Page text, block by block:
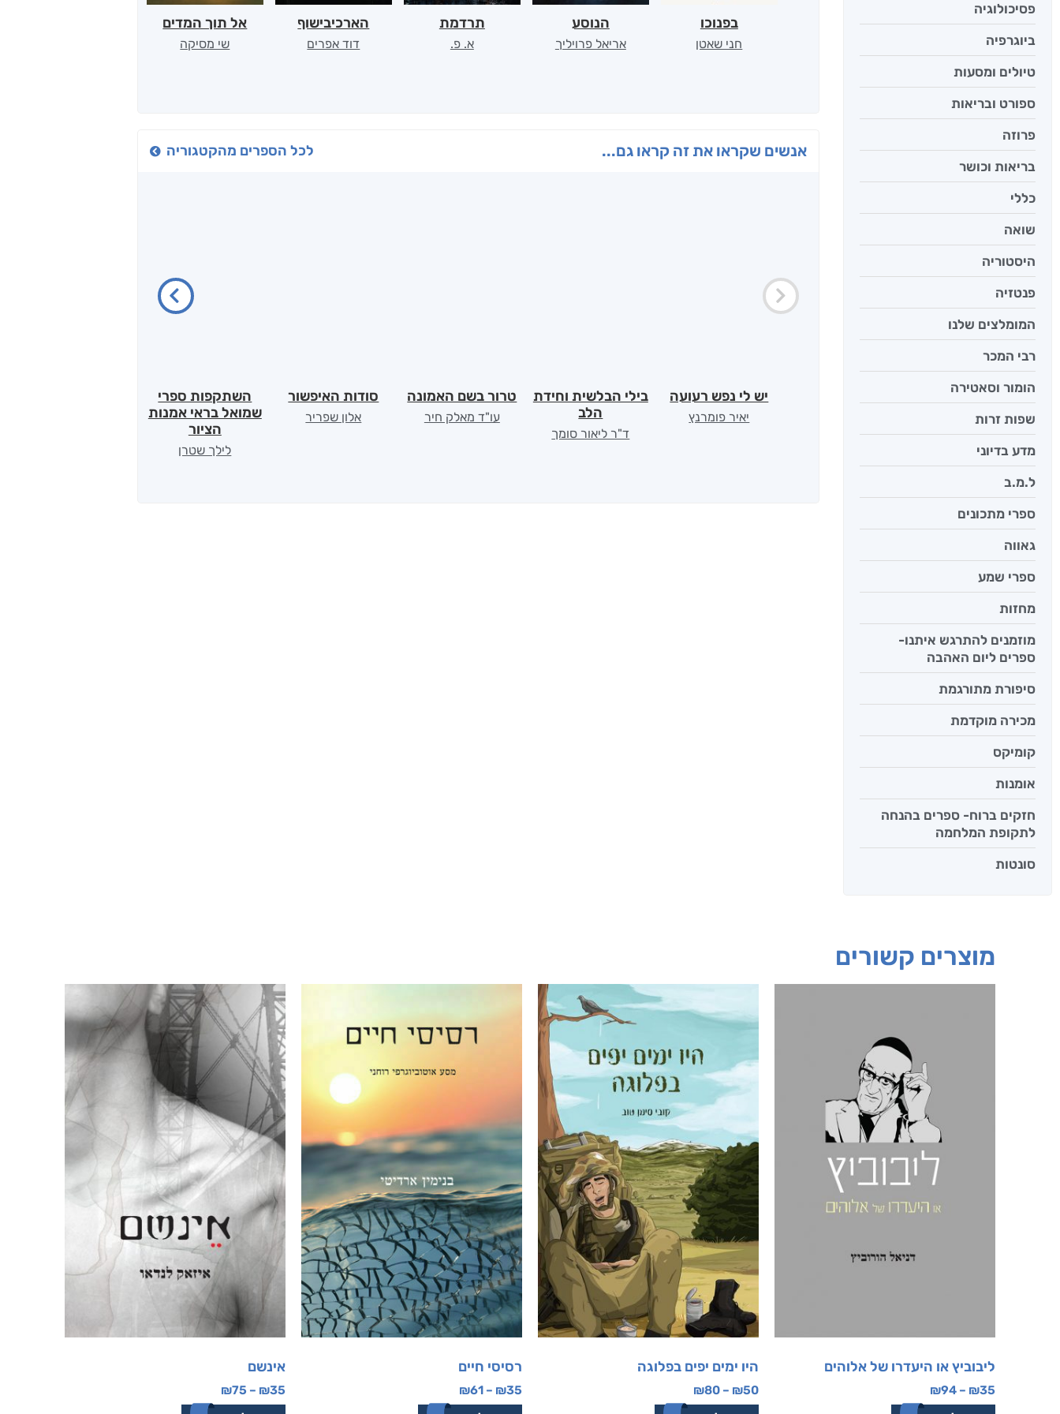
פסיכולוגיה
ביוגרפיה
טיולים ומסעות
ספורט ובריאות
פרוזה
בריאות וכושר
כללי
שואה
היסטוריה
פנטזיה
המומלצים שלנו
רבי המכר
הומור וסאטירה
שפות זרות
מדע בדיוני
ל.מ.ב
ספרי מתכונים
גאווה
ספרי שמע
מחזות
מוזמנים להתרגש איתנו-
ספרים ליום האהבה
סיפורת מתורגמת
מכירה מוקדמת
קומיקס
אומנות
חזקים ברוח- ספרים בהנחה
לתקופת המלחמה
סונטות
בפנוכו
חני שאטן
הנוסע
אריאל פרויליך
תרדמת
א. פ.
הארכיבישוף
דוד אפרים
אל תוך המדים
שי מסיקה
אנשים שקראו את זה קראו גם... לכל הספרים מהקטגוריה
יש לי נפש רעועה
יאיר פומרנץ
בילי הבלשית וחידת
הלב
ד"ר ליאור סומך
טרור בשם האמונה
עו"ד מאלק חיר
סודות האיפשור
אלון שפריר
השתקפות ספרי
שמואל בראי אמנות
הציור
לילך שטרן
מוצרים קשורים
ליבוביץ או היעדרו של אלוהים
₪35
–
₪94
היו ימים יפים בפלוגה
₪50
–
₪80
רסיסי חיים
₪35
–
₪61
אינשם
₪35
–
₪75